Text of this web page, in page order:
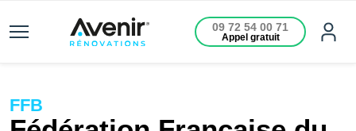
09 72 54 00 71
Appel gratuit
FFB